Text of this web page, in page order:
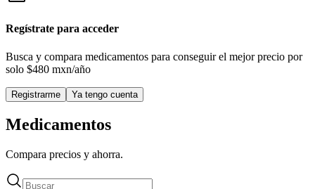
Regístrate para acceder
Busca y compara medicamentos para conseguir el mejor precio por
solo $480 mxn/año
Registrarme Ya tengo cuenta
Medicamentos
Compara precios y ahorra.